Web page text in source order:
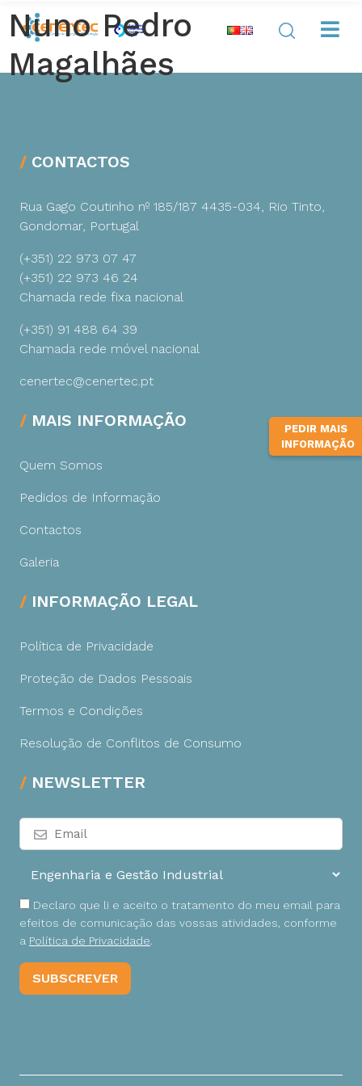
PEDIR MAIS
INFORMAÇÃO
Nuno Pedro
Magalhães
CONTACTOS
Rua Gago Coutinho nº 185/187 4435-034, Rio Tinto,
Gondomar, Portugal
(+351) 22 973 07 47
(+351) 22 973 46 24
Chamada rede fixa nacional
(+351) 91 488 64 39
Chamada rede móvel nacional
cenertec@cenertec.pt
MAIS INFORMAÇÃO
Quem Somos
Pedidos de Informação
Contactos
Galeria
INFORMAÇÃO LEGAL
Política de Privacidade
Proteção de Dados Pessoais
Termos e Condições
Resolução de Conflitos de Consumo
NEWSLETTER
Declaro que li e aceito o tratamento do meu email para
efeitos de comunicação das vossas atividades, conforme
a Política de Privacidade